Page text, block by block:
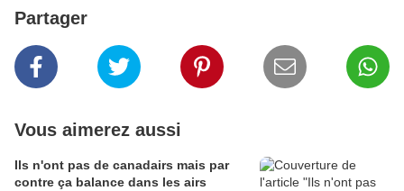
Partager
Vous aimerez aussi
Ils n'ont pas de canadairs mais par
contre ça balance dans les airs